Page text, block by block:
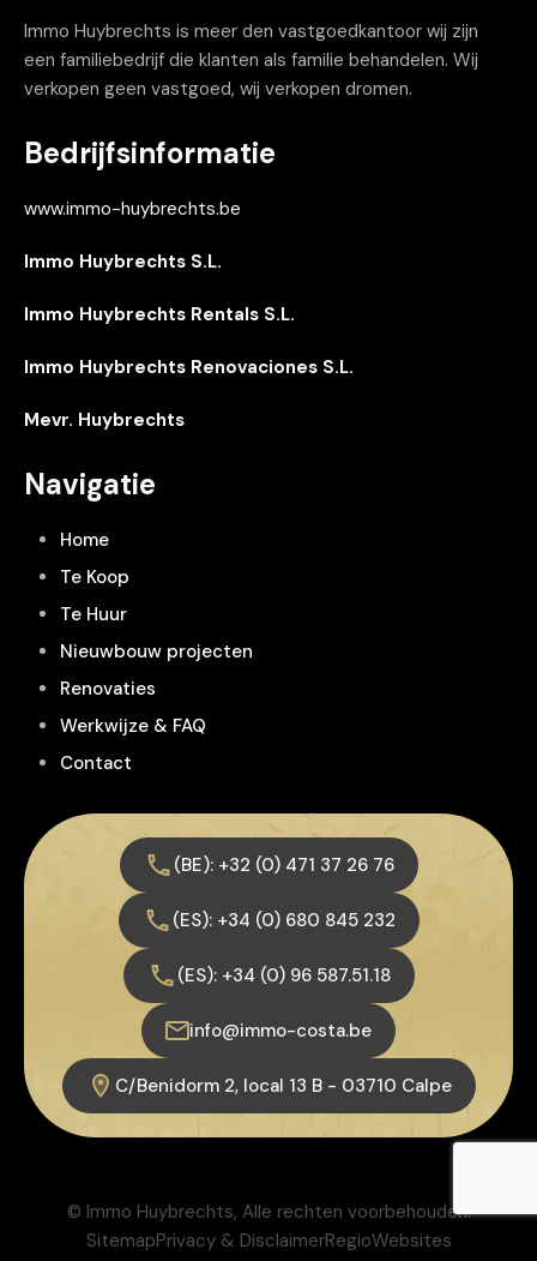
Immo Huybrechts is meer den vastgoedkantoor wij zijn
een familiebedrijf die klanten als familie behandelen. Wij
verkopen geen vastgoed, wij verkopen dromen.
Bedrijfsinformatie
www.immo-huybrechts.be
Immo Huybrechts S.L.
Immo Huybrechts Rentals S.L.
Immo Huybrechts Renovaciones S.L.
Mevr. Huybrechts
Navigatie
Home
Te Koop
Te Huur
Nieuwbouw projecten
Renovaties
Werkwijze & FAQ
Contact
(BE): +32 (0) 471 37 26 76
(ES): +34 (0) 680 845 232
(ES): +34 (0) 96 587.51.18
info@immo-costa.be
C/Benidorm 2, local 13 B - 03710 Calpe
© Immo Huybrechts, Alle rechten voorbehouden.
SitemapPrivacy & DisclaimerRegioWebsites